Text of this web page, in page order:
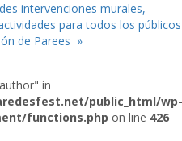
intervenciones murales,
para todos los públicos
de Parees »
in
public_html/wp-
functions.php on line 426